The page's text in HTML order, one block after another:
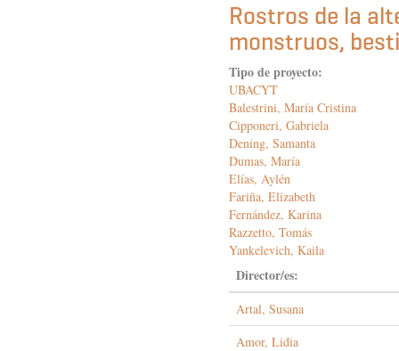
como
género
y
como
problema
en
la
Modernidad
Temprana
(siglos
XV
a
XVII):
del
diálogo
con
los
antiguos
a
los
encuentros
Rostros de la
monstruos,
Tipo de proyecto:
UBACYT
Balestrini, María Cristina
Cipponeri, Gabriela
Dening, Samanta
Dumas, María
Elías, Aylén
Fariña, Elizabeth
Fernández, Karina
Razzetto, Tomás
Yankelevich, Kaila
Director/es:
Artal, Susana
Amor, Lidia